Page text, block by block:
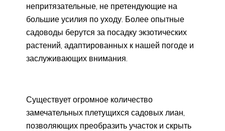
непритязательные, не претендующие на
большие усилия по уходу. Более опытные
садоводы берутся за посадку экзотических
растений, адаптированных к нашей погоде и
заслуживающих внимания.
Существует огромное количество
замечательных плетущихся садовых лиан,
позволяющих преобразить участок и скрыть